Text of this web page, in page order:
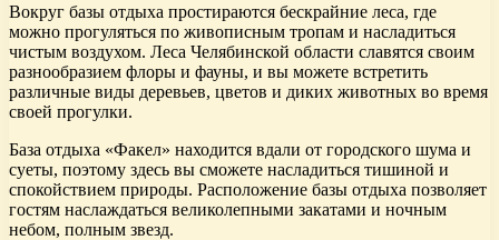
Вокруг базы отдыха простираются бескрайние леса, где
можно прогуляться по живописным тропам и насладиться
чистым воздухом. Леса Челябинской области славятся своим
разнообразием флоры и фауны, и вы можете встретить
различные виды деревьев, цветов и диких животных во время
своей прогулки.
База отдыха «Факел» находится вдали от городского шума и
суеты, поэтому здесь вы сможете насладиться тишиной и
спокойствием природы. Расположение базы отдыха позволяет
гостям наслаждаться великолепными закатами и ночным
небом, полным звезд.